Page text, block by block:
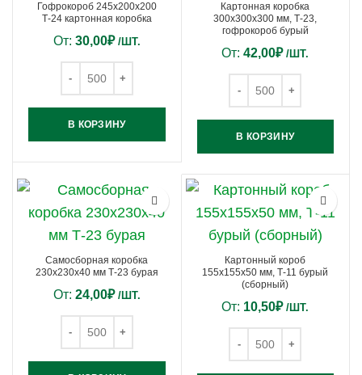
Гофрокороб 245х200х200
Т-24 картонная коробка
От: 30,00₽ /ШТ.
В КОРЗИНУ
Картонная коробка
300х300х300 мм, Т-23,
гофрокороб бурый
От:42,00₽ /ШТ.
В КОРЗИНУ
Самосборная коробка
230х230х40 мм Т-23 бурая
От: 24,00₽ /ШТ.
Картонный короб
155х155х50 мм, Т-11 бурый
(сборный)
От: 10,50₽ /ШТ.